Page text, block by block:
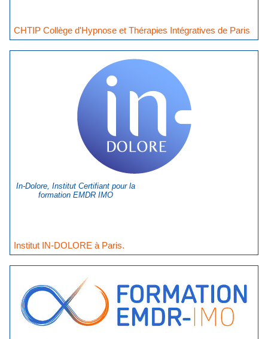
CHTIP Collège d'Hypnose et Thérapies Intégratives de Paris
In-Dolore, Institut Certifiant pour la
formation EMDR IMO
Institut IN-DOLORE à Paris.